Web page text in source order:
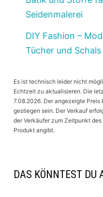
Seidenmalerei
DIY Fashion –
Tücher und Schals
Es ist technisch leider nicht
Echtzeit zu aktualisieren. Die
7.08.2026. Der angezeigte
gestiegen sein. Der Verkauf
der Verkäufer zum Zeitpunkt
Produkt angibt.
DAS KÖNNTEST DU